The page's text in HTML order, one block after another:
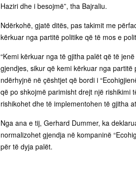
Haziri dhe i besojmë”, tha Bajraliu.
Ndërkohë, gjatë ditës, pas takimit me
kërkuar nga partitë politike që të mos e
“Kemi kërkuar nga të gjitha palët që të
gjendjes, sikur që kemi kërkuar nga
ndërhyjnë në çështjet që bordi i
që po shkojmë parimisht drejt një rishikimi
rishikohet dhe të implementohen të gjitha
Nga ana e tij, Gerhard Dummer, ka
normalizohet gjendja në kompaninë
për të dyja palët.